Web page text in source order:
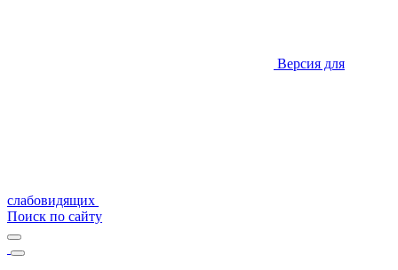
Версия для
слабовидящих
Поиск по сайту